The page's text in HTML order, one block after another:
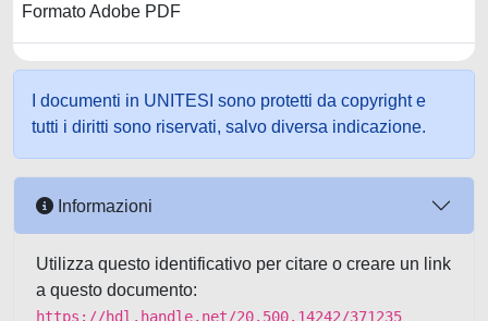
Formato Adobe PDF
I documenti in UNITESI sono protetti da copyright e
tutti i diritti sono riservati, salvo diversa indicazione.
Informazioni
Utilizza questo identificativo per citare o creare un link
a questo documento:
https://hdl.handle.net/20.500.14242/371235